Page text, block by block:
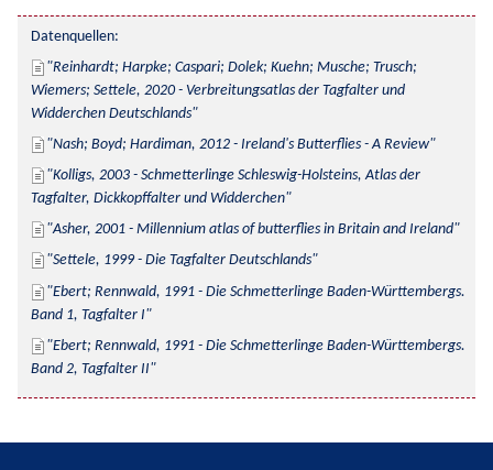
Datenquellen:
Reinhardt; Harpke; Caspari; Dolek; Kuehn; Musche; Trusch;
Wiemers; Settele, 2020 - Verbreitungsatlas der Tagfalter und
Widderchen Deutschlands
Nash; Boyd; Hardiman, 2012 - Ireland's Butterflies - A Review
Kolligs, 2003 - Schmetterlinge Schleswig-Holsteins, Atlas der
Tagfalter, Dickkopffalter und Widderchen
Asher, 2001 - Millennium atlas of butterflies in Britain and Ireland
Settele, 1999 - Die Tagfalter Deutschlands
Ebert; Rennwald, 1991 - Die Schmetterlinge Baden-Württembergs.
Band 1, Tagfalter I
Ebert; Rennwald, 1991 - Die Schmetterlinge Baden-Württembergs.
Band 2, Tagfalter II